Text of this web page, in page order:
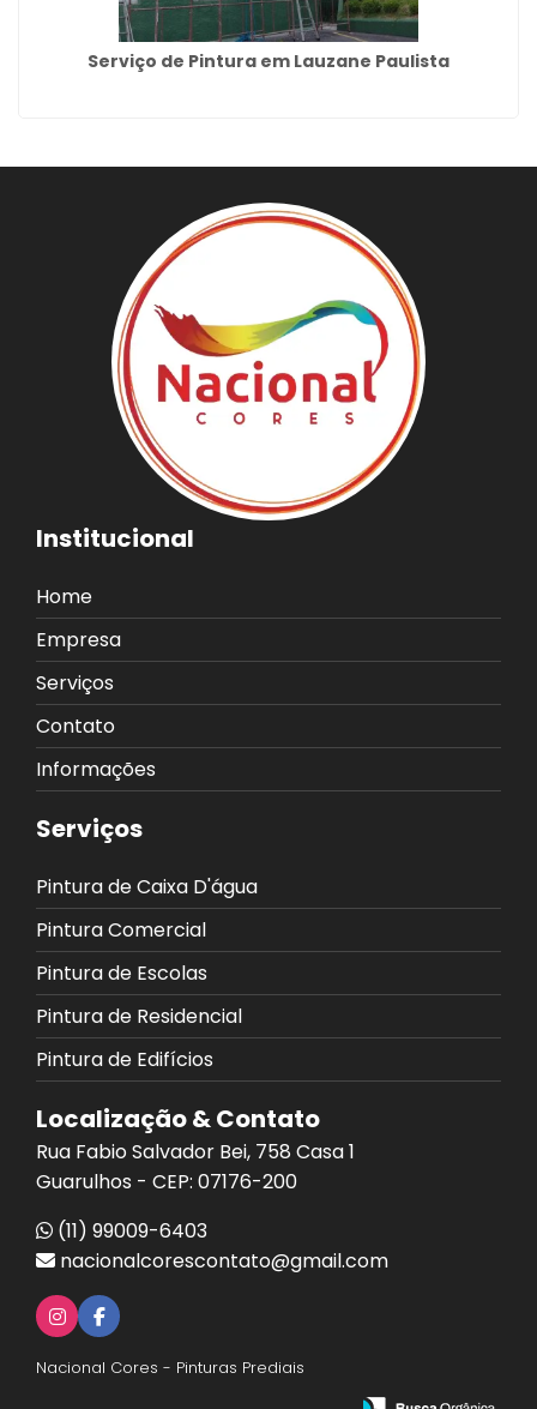
Serviço de Pintura em Lauzane Paulista
Institucional
Home
Empresa
Serviços
Contato
Informações
Serviços
Pintura de Caixa D'água
Pintura Comercial
Pintura de Escolas
Pintura de Residencial
Pintura de Edifícios
Localização & Contato
Rua Fabio Salvador Bei, 758 Casa 1
Guarulhos - CEP: 07176-200
(11) 99009-6403
nacionalcorescontato@gmail.com
Nacional Cores - Pinturas Prediais